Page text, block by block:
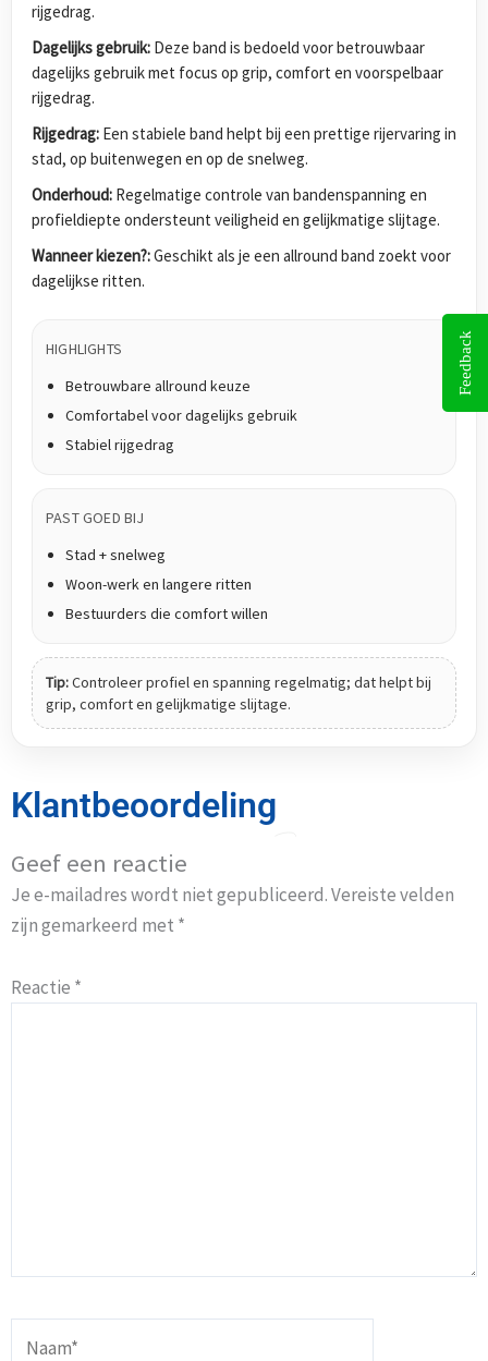
rijgedrag.
Dagelijks gebruik: Deze band is bedoeld voor betrouwbaar
dagelijks gebruik met focus op grip, comfort en voorspelbaar
rijgedrag.
Rijgedrag: Een stabiele band helpt bij een prettige rijervaring in
stad, op buitenwegen en op de snelweg.
Onderhoud: Regelmatige controle van bandenspanning en
profieldiepte ondersteunt veiligheid en gelijkmatige slijtage.
Wanneer kiezen?:Geschikt als je een allround band zoekt voor
dagelijkse ritten.
HIGHLIGHTS
Betrouwbare allround keuze
Comfortabel voor dagelijks gebruik
Stabiel rijgedrag
PAST GOED BIJ
Stad + snelweg
Woon-werk en langere ritten
Bestuurders die comfort willen
Tip:Controleer profiel en spanning regelmatig; dat helpt bij
grip, comfort en gelijkmatige slijtage.
Klantbeoordeling
Geef een reactie
Je e-mailadres wordt niet gepubliceerd.Vereiste velden
zijn gemarkeerd met *
Reactie *
Feedback